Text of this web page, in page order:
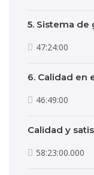
5. Sistema de
47:24:00
6. Calidad en
46:49:00
Calidad y
58:23:00.000